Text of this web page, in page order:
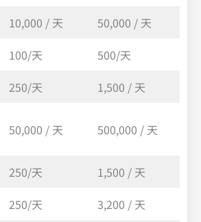
10,000 / 天
50,000 / 天
100/天
500/天
250/天
1,500 / 天
50,000 / 天 500,000 / 天
250/天
1,500 / 天
250/天
3,200 / 天